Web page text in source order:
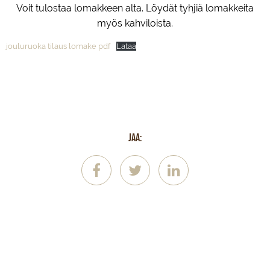
Voit tulostaa lomakkeen alta. Löydät tyhjiä lomakkeita
myös kahviloista.
jouluruoka tilaus lomake pdf Lataa
Jaa: